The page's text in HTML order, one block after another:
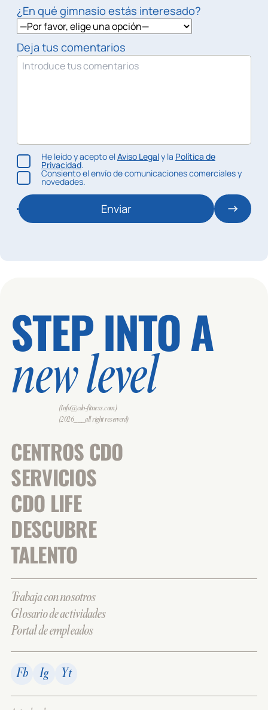
¿En qué gimnasio estás interesado?
Deja tus comentarios
He leído y acepto elAviso Legaly la Política de
Privacidad.
Consiento el envío de comunicaciones comerciales y
novedades.
Enviar
STEP INTO A
new level
(Info@cdo-fitness.com)
(2026___all right reserverd)
CENTROS CDO
SERVICIOS
CDO LIFE
DESCUBRE
TALENTO
Trabaja con nosotros
Glosario de actividades
Portal de empleados
Fb Ig Yt